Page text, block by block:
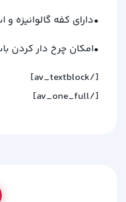
•دارای کفه
•امکان چرخ دار کردن
[/av_textblock]
[/av_one_full]